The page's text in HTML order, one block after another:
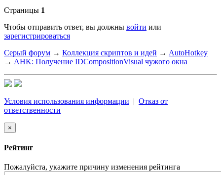
Страницы 1
Чтобы отправить ответ, вы должны войти или
зарегистрироваться
Серый форум → Коллекция скриптов и идей → AutoHotkey
→ AHK: Получение IDCompositionVisual чужого окна
Условия использования информации | Отказ от
ответственности
×
Рейтинг
Пожалуйста, укажите причину изменения рейтинга